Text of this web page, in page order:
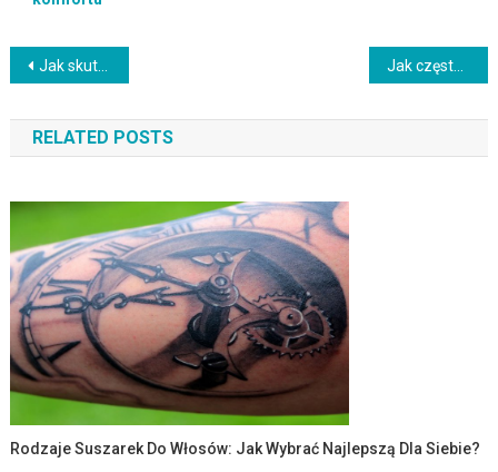
Nawigacja
wpisu
Jak skutecznie myć włosy po olejowaniu? Przewodnik krok po kroku Jak często farbować włosy? Przewodnik po kolorowych odstępach
RELATED POSTS
Rodzaje Suszarek Do Włosów: Jak Wybrać Najlepszą Dla Siebie?